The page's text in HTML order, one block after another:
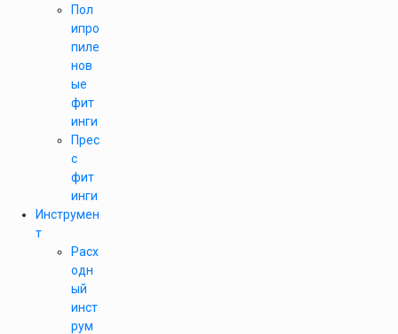
Пол
ипро
пиле
нов
ые
фит
инги
Прес
с
фит
инги
Инструмен
т
Расх
одн
ый
инст
рум